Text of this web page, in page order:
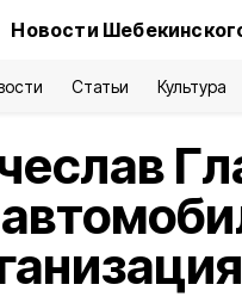
Новости
Статьи Культура